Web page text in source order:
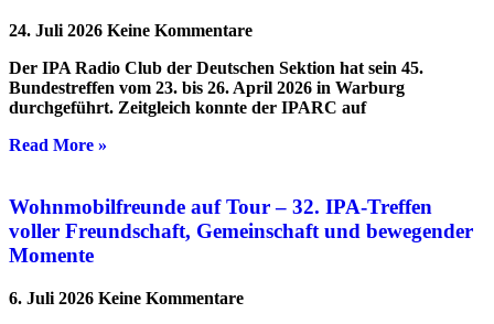
24. Juli 2026 Keine Kommentare
Der IPA Radio Club der Deutschen Sektion hat sein 45.
Bundestreffen vom 23. bis 26. April 2026 in Warburg
durchgeführt. Zeitgleich konnte der IPARC auf
Read More »
Wohnmobilfreunde auf Tour – 32. IPA-Treffen
voller Freundschaft, Gemeinschaft und bewegender
Momente
6. Juli 2026 Keine Kommentare